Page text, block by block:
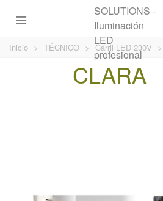
Inicio > TÉCNICO > Carril LED 230V >
CLARA